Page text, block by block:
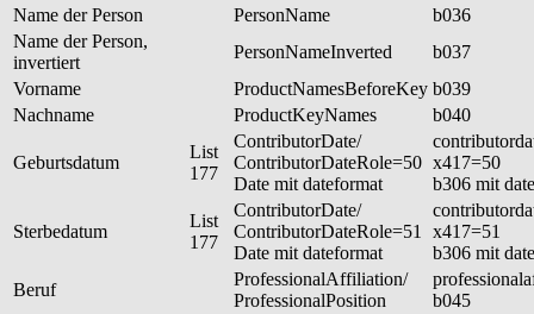
Name der Person
PersonName
b036
Name der Person,
invertiert
PersonNameInverted
b037
Vorname
ProductNamesBeforeKey b039
Nachname
ProductKeyNames b040
Geburtsdatum
List
177
ContributorDate/
ContributorDateRole=50
Date mit dateformat
x417=50
b306 mit
Sterbedatum
List
177
ContributorDate/
ContributorDateRole=51
Date mit dateformat
x417=51
b306 mit
Beruf
ProfessionalAffiliation/
ProfessionalPosition
b045